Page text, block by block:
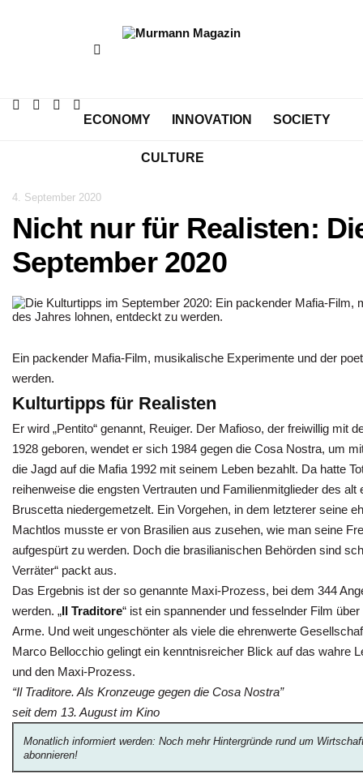
ECONOMY INNOVATION SOCIETY
CULTURE
4. September 2020
Nicht nur für Realisten:
September 2020
Ein packender Mafia-Film, musikalische Experimente und der
werden.
Kulturtipps für Realisten
Er wird „Pentito“ genannt, Reuiger. Der Mafioso, der freiwillig mit
1928 geboren, wendet er sich 1984 gegen die Cosa Nostra, um
die Jagd auf die Mafia 1992 mit seinem Leben bezahlt. Da hatte
reihenweise die engsten Vertrauten und Familienmitglieder des
Bruscetta niedergemetzelt. Ein Vorgehen, in dem letzterer seine
Machtlos musste er von Brasilien aus zusehen, wie man seine
aufgespürt zu werden. Doch die brasilianischen Behörden sind
Verräter“ packt aus.
Das Ergebnis ist der so genannte Maxi-Prozess, bei dem 344
werden. „Il Traditore“ ist ein spannender und fesselnder Film
Arme. Und weit ungeschönter als viele die ehrenwerte
Marco Bellocchio gelingt ein kenntnisreicher Blick auf das wahre
und den Maxi-Prozess.
“Il Traditore. Als Kronzeuge gegen die Cosa Nostra”
seit dem 13. August im Kino
Monatlich informiert werden: Noch mehr Hintergründe rund um
abonnieren!